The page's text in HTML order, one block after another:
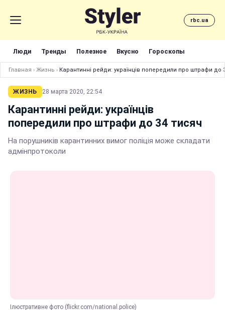
rbc.ua
Люди Тренды Полезное Вкусно Гороскопы
Главная › Жизнь › Карантинні рейди: українців попередили про штрафи до
ЖИЗНЬ 28 марта 2020, 22:54
Карантинні рейди: українців
попередили про штрафи до 34 тисяч
На порушників карантинних вимог поліція може складати
адмінпротоколи
Ілюстративне фото (flickr.com/national.police)